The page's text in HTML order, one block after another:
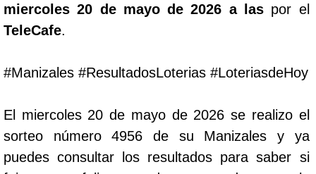
Antioqueñita Día
Astro Luna
miercoles 20 de mayo de 2026 a las por el
TeleCafe.
#Manizales #ResultadosLoterias #LoteriasdeHoy
El miercoles 20 de mayo de 2026 se realizo el
sorteo número 4956 de su Manizales y ya
puedes consultar los resultados para saber si